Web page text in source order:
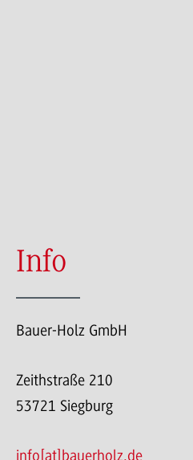
Info
Bauer-Holz GmbH
Zeithstraße 210
53721 Siegburg
info[at]bauerholz.de